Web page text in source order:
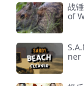
战
of
ner